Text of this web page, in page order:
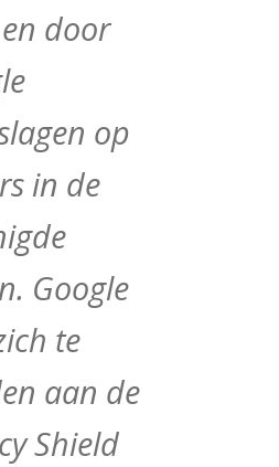
door
op
in de
Google
te
aan de
Shield